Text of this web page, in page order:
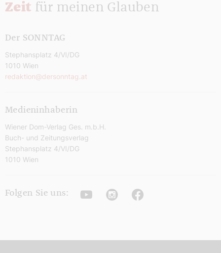
Zeit für meinen Glauben
Der SONNTAG
Stephansplatz 4/VI/DG
1010 Wien
redaktion@dersonntag.at
Medieninhaberin
Wiener Dom-Verlag Ges. m.b.H.
Buch- und Zeitungsverlag
Stephansplatz 4/VI/DG
1010 Wien
Folgen Sie uns: YoutubeInstagramFacebook